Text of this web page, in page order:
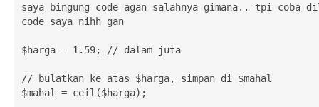
saya bingung code agan salahnya gimana.. tpi coba
code saya nihh gan
$harga = 1.59; // dalam juta
// bulatkan ke atas $harga, simpan di $mahal
$mahal = ceil($harga);